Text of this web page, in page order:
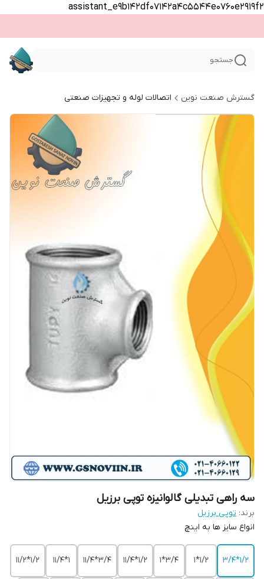
assistant_e9b142df07142a4c5544e0760e2919f2
جستجو
گسترش صنعت نوین اتصالات لوله و تجهیزات صنعتی
سه راهی تبدیلی گالوانیزه توپی برزیل
برند: توپی برزیل
انواع سایز ها به اینچ
1/2*3/4
1/2*1
3/4*1
1/2*11/4
3/4*11/4
1*11/4
1/2*11/2